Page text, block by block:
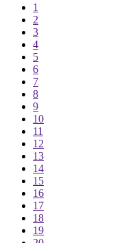
1
2
3
4
5
6
7
8
9
10
11
12
13
14
15
16
17
18
19